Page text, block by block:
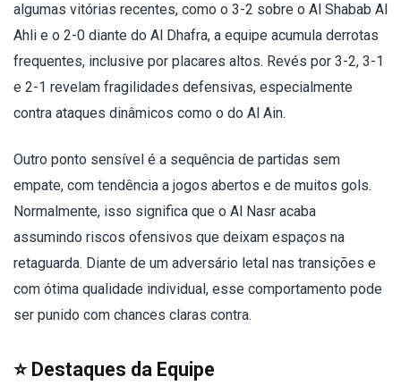
algumas vitórias recentes, como o 3-2 sobre o Al Shabab Al
Ahli e o 2-0 diante do Al Dhafra, a equipe acumula derrotas
frequentes, inclusive por placares altos. Revés por 3-2, 3-1
e 2-1 revelam fragilidades defensivas, especialmente
contra ataques dinâmicos como o do Al Ain.
Outro ponto sensível é a sequência de partidas sem
empate, com tendência a jogos abertos e de muitos gols.
Normalmente, isso significa que o Al Nasr acaba
assumindo riscos ofensivos que deixam espaços na
retaguarda. Diante de um adversário letal nas transições e
com ótima qualidade individual, esse comportamento pode
ser punido com chances claras contra.
⭐ Destaques da Equipe